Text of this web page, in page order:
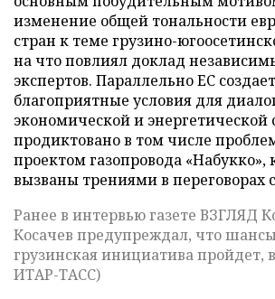
изменение общей тональности
стран к теме грузино-
на что повлиял доклад
экспертов. Параллельно ЕС
благоприятные условия для
экономической и энергетической
продиктовано в том числе
проектом газопровода «Набукко»,
вызваны трениями в переговорах
Ранее в интервью газете ВЗГЛЯД
Косачев предупреждал, что
грузинская инициатива пройдет,
ИТАР-ТАСС)